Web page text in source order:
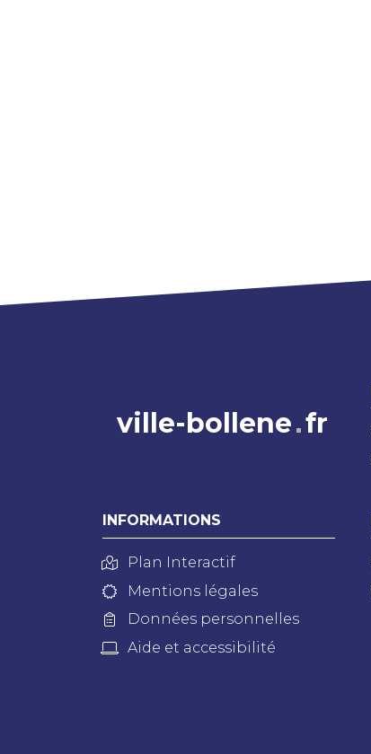
ville-bollene fr
INFORMATIONS
Plan Interactif
Mentions légales
Données personnelles
Aide et accessibilité